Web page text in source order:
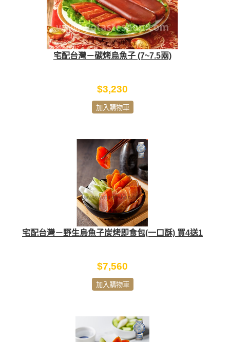
宅配台灣－碳烤烏魚子 (7~7.5兩)
$3,230
加入購物車
宅配台灣－野生烏魚子炭烤即食包(一口酥) 買4送1
$7,560
加入購物車